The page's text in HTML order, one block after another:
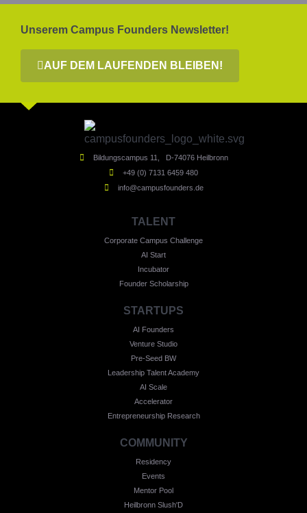
Unserem Campus Founders Newsletter!
AUF DEM LAUFENDEN BLEIBEN!
Bildungscampus 11, D-74076 Heilbronn
+49 (0) 7131 6459 480
info@campusfounders.de
TALENT
Corporate Campus Challenge
AI Start
Incubator
Founder Scholarship
STARTUPS
AI Founders
Venture Studio
Pre-Seed BW
Leadership Talent Academy
AI Scale
Accelerator
Entrepreneurship Research
COMMUNITY
Residency
Events
Mentor Pool
Heilbronn Slush'D